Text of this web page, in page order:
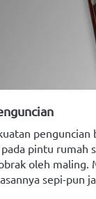
penguncian
pintu rumah
oleh maling.
sepi-pun